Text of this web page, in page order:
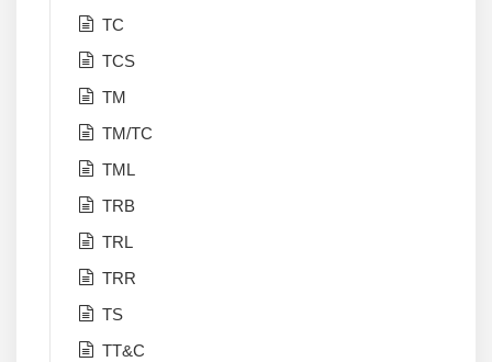
TC
TCS
TM
TM/TC
TML
TRB
TRL
TRR
TS
TT&C